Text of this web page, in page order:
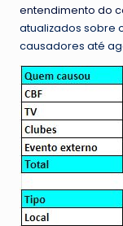
entendimento do
atualizados sobre
causadores até